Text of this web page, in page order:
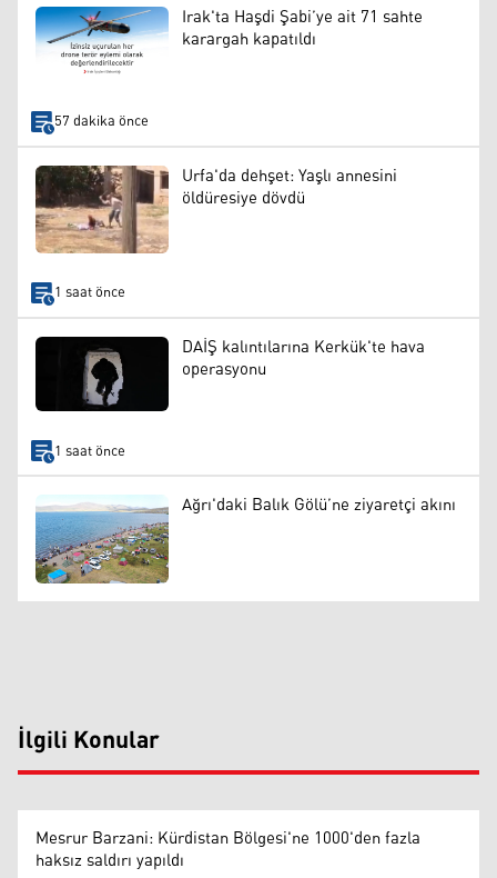
Irak'ta Haşdi Şabi’ye ait 71 sahte
karargah kapatıldı
57 dakika önce
Urfa'da dehşet: Yaşlı annesini
öldüresiye dövdü
1 saat önce
DAİŞ kalıntılarına Kerkük'te hava
operasyonu
1 saat önce
Ağrı'daki Balık Gölü’ne ziyaretçi akını
İlgili Konular
Mesrur Barzani: Kürdistan Bölgesi'ne 1000'den fazla
haksız saldırı yapıldı